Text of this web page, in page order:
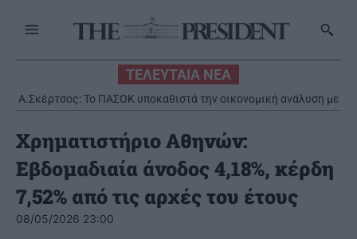
ΤΕΛΕΥΤΑΙΑ ΝΕΑ
Α.Σκέρτσος: Το ΠΑΣΟΚ υποκαθιστά την οικονομική ανάλυση με
πολιτική προπαγάνδα
Χρηματιστήριο Αθηνών:
Εβδομαδιαία άνοδος 4,18%, κέρδη
7,52% από τις αρχές του έτους
08/05/2026 23:00